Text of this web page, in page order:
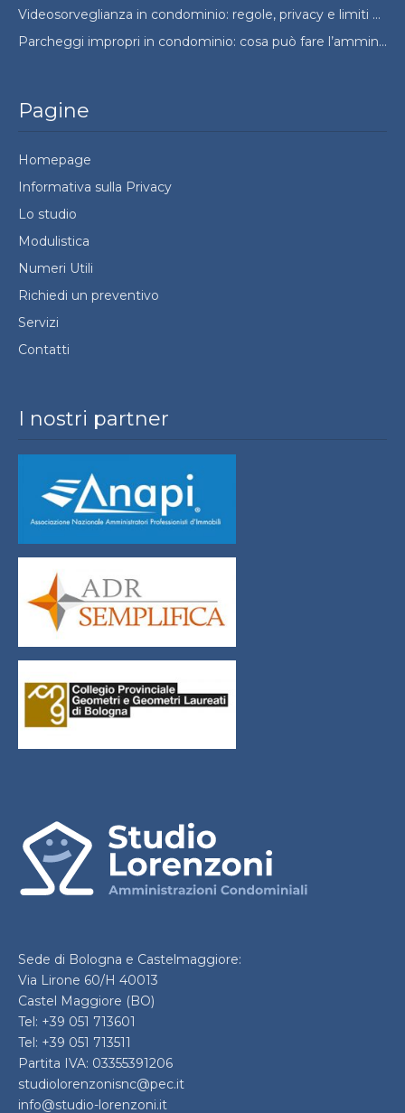
Sede di Bologna e Castelmaggiore:
Via Lirone 60/H 40013
Castel Maggiore (BO)
Tel: +39 051 713601
Tel: +39 051 713511
Partita IVA: 03355391206
studiolorenzonisnc@pec.it
info@studio-lorenzoni.it
I nostri partner
Pagine
Homepage
Informativa sulla Privacy
Lo studio
Modulistica
Numeri Utili
Richiedi un preventivo
Servizi
Contatti
Videosorveglianza in condominio: regole, privacy e limiti da conoscere
Parcheggi impropri in condominio: cosa può fare l’amministratore e cosa no